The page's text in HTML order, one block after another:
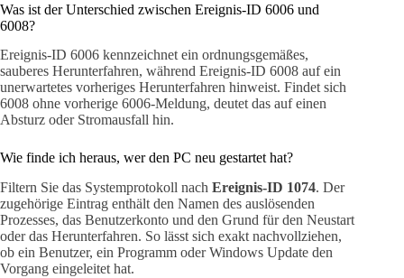
Was ist der Unterschied zwischen Ereignis-ID 6006 und
6008?
Ereignis-ID 6006 kennzeichnet ein ordnungsgemäßes,
sauberes Herunterfahren, während Ereignis-ID 6008 auf ein
unerwartetes vorheriges Herunterfahren hinweist. Findet sich
6008 ohne vorherige 6006-Meldung, deutet das auf einen
Absturz oder Stromausfall hin.
Wie finde ich heraus, wer den PC neu gestartet hat?
Filtern Sie das Systemprotokoll nach Ereignis-ID 1074. Der
zugehörige Eintrag enthält den Namen des auslösenden
Prozesses, das Benutzerkonto und den Grund für den Neustart
oder das Herunterfahren. So lässt sich exakt nachvollziehen,
ob ein Benutzer, ein Programm oder Windows Update den
Vorgang eingeleitet hat.